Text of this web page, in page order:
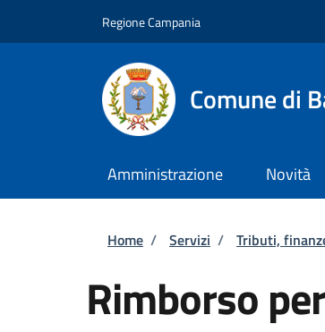
Regione Campania
Comune di
Amministrazione Novità
Briciole di
Home / Servizi / Tributi,
Rimborso